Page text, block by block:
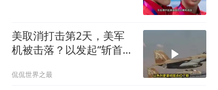
美取消打击第2天，美军
机被击落？以发起“斩首行
侃侃世界之最